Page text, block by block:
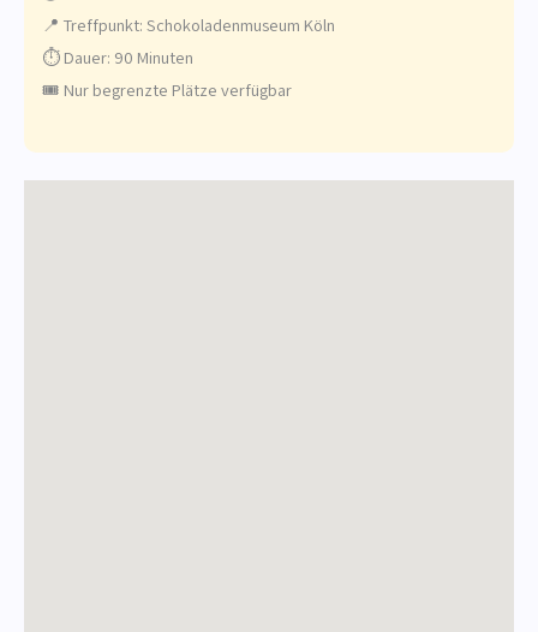
📍 Treffpunkt: Schokoladenmuseum Köln
⏱️ Dauer: 90 Minuten
🎟️ Nur begrenzte Plätze verfügbar